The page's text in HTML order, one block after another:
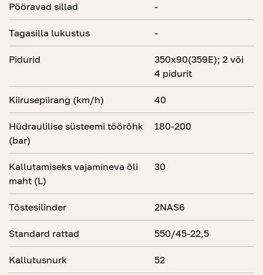
Pööravad sillad -
Tagasilla lukustus -
Pidurid
350x90(359E); 2 või
4 pidurit
Kiirusepiirang (km/h) 40
Hüdraulilise süsteemi töörõhk
(bar)
180-200
Kallutamiseks vajamineva õli
maht (L)
30
Tõstesilinder 2NAS6
Standard rattad 550/45-22,5
Kallutusnurk 52